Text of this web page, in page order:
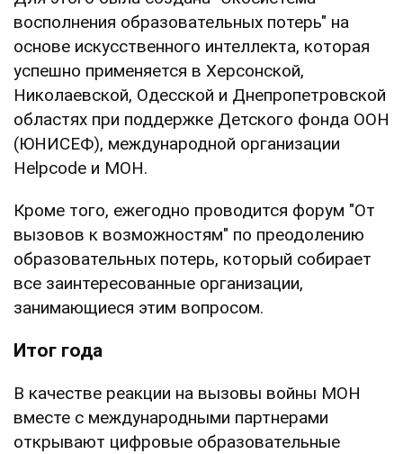
восполнения образовательных потерь" на
основе искусственного интеллекта, которая
успешно применяется в Херсонской,
Николаевской, Одесской и Днепропетровской
областях при поддержке Детского фонда ООН
(ЮНИСЕФ), международной организации
Helpcode и МОН.
Кроме того, ежегодно проводится форум "От
вызовов к возможностям" по преодолению
образовательных потерь, который собирает
все заинтересованные организации,
занимающиеся этим вопросом.
Итог года
В качестве реакции на вызовы войны МОН
вместе с международными партнерами
открывают цифровые образовательные